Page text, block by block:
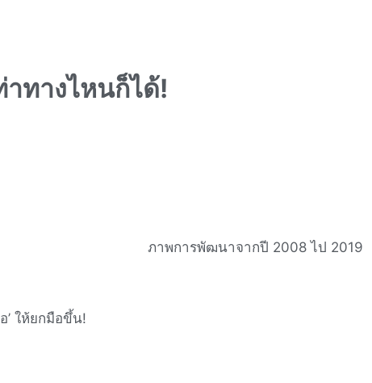
ทางไหนก็ได้!
ภาพการพัฒนาจากปี 2008 ไป 2019
’ ให้ยกมือขึ้น!